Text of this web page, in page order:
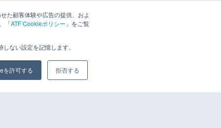
た顧客体験や広告の提供、およ
「ATF Cookieポリシー 」をご覧
ない設定を記憶します。
を許可する 拒否する